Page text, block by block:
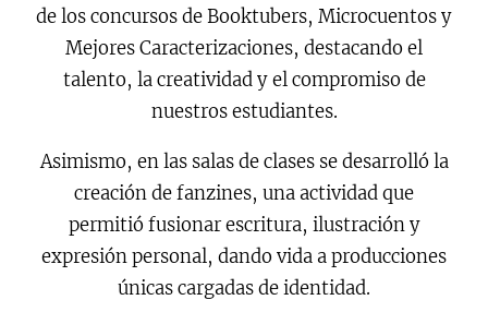
de los concursos de Booktubers, Microcuentos y
Mejores Caracterizaciones, destacando el
talento, la creatividad y el compromiso de
nuestros estudiantes.
Asimismo, en las salas de clases se desarrolló la
creación de fanzines, una actividad que
permitió fusionar escritura, ilustración y
expresión personal, dando vida a producciones
únicas cargadas de identidad.